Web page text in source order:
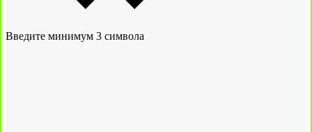
Введите минимум 3 символа